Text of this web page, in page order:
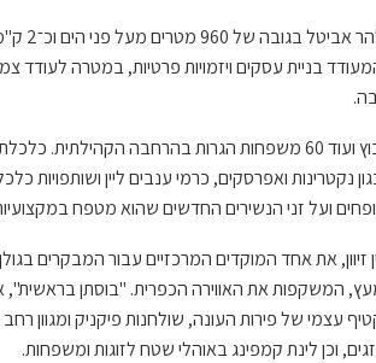
אביטלבגובה של 960 מטרים מעל פני הים וכ־2 ק"מ מערבית ל
בניית עסקים ויזמויות פרטיות,במטרה לעודד
.
ועוד 60 משפחותהגרות בהרחבה הקהילתית.
נקטרינות ואפרסקים, כרמי ענבים לייןושותפויות
ועל זני הנשירים החדשים שהוא מטפח
, אתאחד המוקדים המרכזיים עבורהמבקרים
המשקפות את האווירההכפרית. "בוסתן בראשית",
עצמי של פירות העונה, שולחנות פיקניק ומגוון רחב
, וכןלינת קמפינג באוהלי שטח לזוגות ומשפחות.